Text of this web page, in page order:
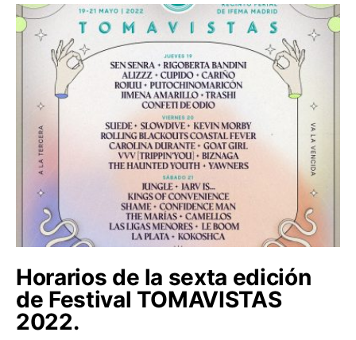
Horarios de la sexta edición
de Festival TOMAVISTAS
2022.